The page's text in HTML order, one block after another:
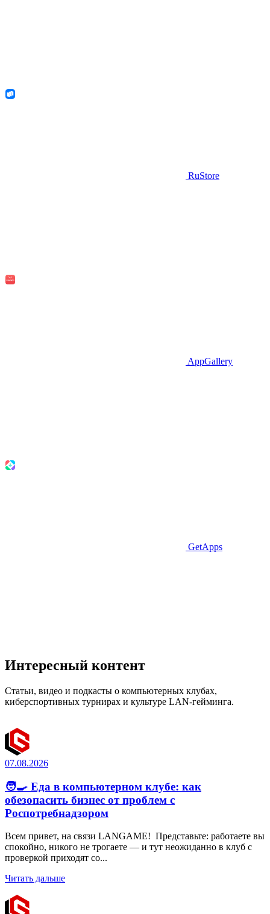
RuStore
AppGallery
GetApps
Интересный контент
Статьи, видео и подкасты о компьютерных клубах,
киберспортивных турнирах и культуре LAN-гейминга.
07.08.2026
🧑‍🍳 Еда в компьютерном клубе: как
обезопасить бизнес от проблем с
Роспотребнадзором
Всем привет, на связи LANGAME! Представьте: работаете вы
спокойно, никого не трогаете — и тут неожиданно в клуб с
проверкой приходят со...
Читать дальше